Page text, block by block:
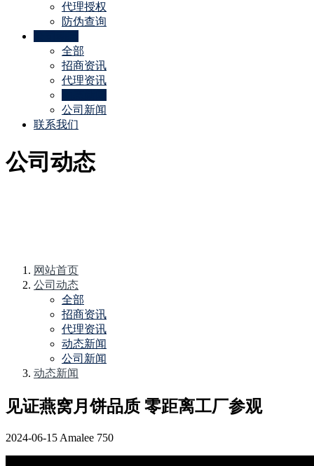
代理授权
防伪查询
全部
招商资讯
代理资讯
公司新闻
联系我们
公司动态
网站首页
公司动态
全部
招商资讯
代理资讯
动态新闻
公司新闻
动态新闻
见证燕窝月饼品质 零距离工厂参观
2024-06-15 Amalee 750